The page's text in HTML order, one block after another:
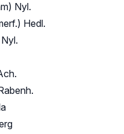
Nyl.
Hedl.